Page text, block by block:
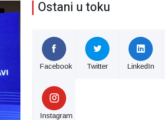
Ostani u toku
Facebook Twitter LinkedIn
Instagram